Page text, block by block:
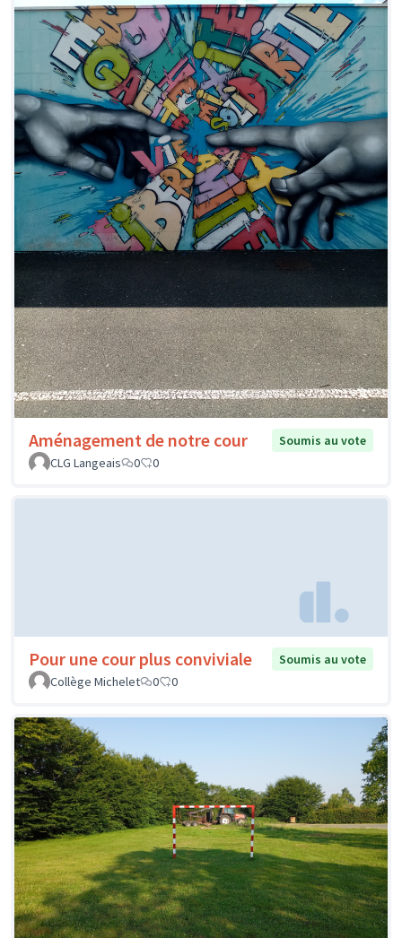
Aménagement de notre cour
Soumis au vote
CLG Langeais
0 0
Pour une cour plus conviviale
Soumis au vote
Collège Michelet
0 0